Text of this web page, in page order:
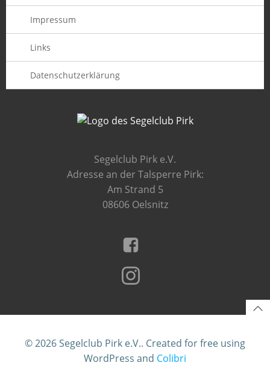
Segelclub Pirk e.V.
Adresse an der Talsperre Pirk:
Am Strand 5
08606 Oelsnitz
Impressum
Links
Datenschutzerklärung
© 2026 Segelclub Pirk e.V.. Created for free using
WordPress and Colibri